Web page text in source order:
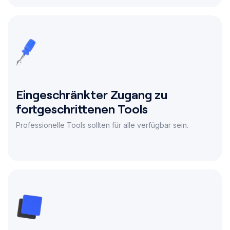
Eingeschränkter Zugang zu
fortgeschrittenen Tools
Professionelle Tools sollten für alle verfügbar sein.